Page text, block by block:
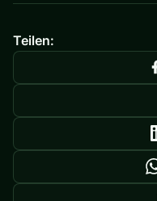
Teilen: